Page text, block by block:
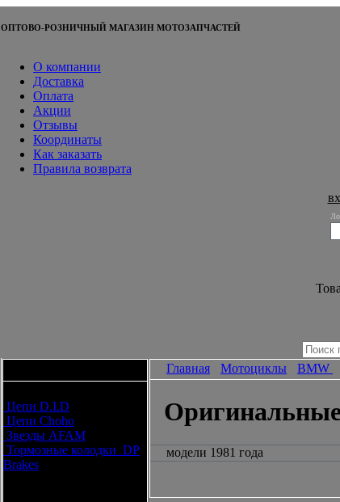
ОПТОВО-РОЗНИЧНЫЙ МАГАЗИН МОТОЗАПЧАСТЕЙ
О компании
Доставка
Оплата
Акции
Отзывы
Координаты
Как заказать
Правила возврата
Цепи D.I.D
Цепи Choho
Звезды AFAM
Тормозные колодки DP
Brakes
Главная Мотоциклы BMW
модели 1981 года